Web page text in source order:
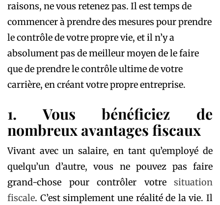
raisons, ne vous retenez pas. Il est temps de
commencer à prendre des mesures pour prendre
le contrôle de votre propre vie, et il n’y a
absolument pas de meilleur moyen de le faire
que de prendre le contrôle ultime de votre
carrière, en créant votre propre entreprise.
1. Vous bénéficiez de
nombreux avantages fiscaux
Vivant avec un salaire, en tant qu’employé de
quelqu’un d’autre, vous ne pouvez pas faire
grand-chose pour contrôler votre situation
fiscale. C’est simplement une réalité de la vie. Il